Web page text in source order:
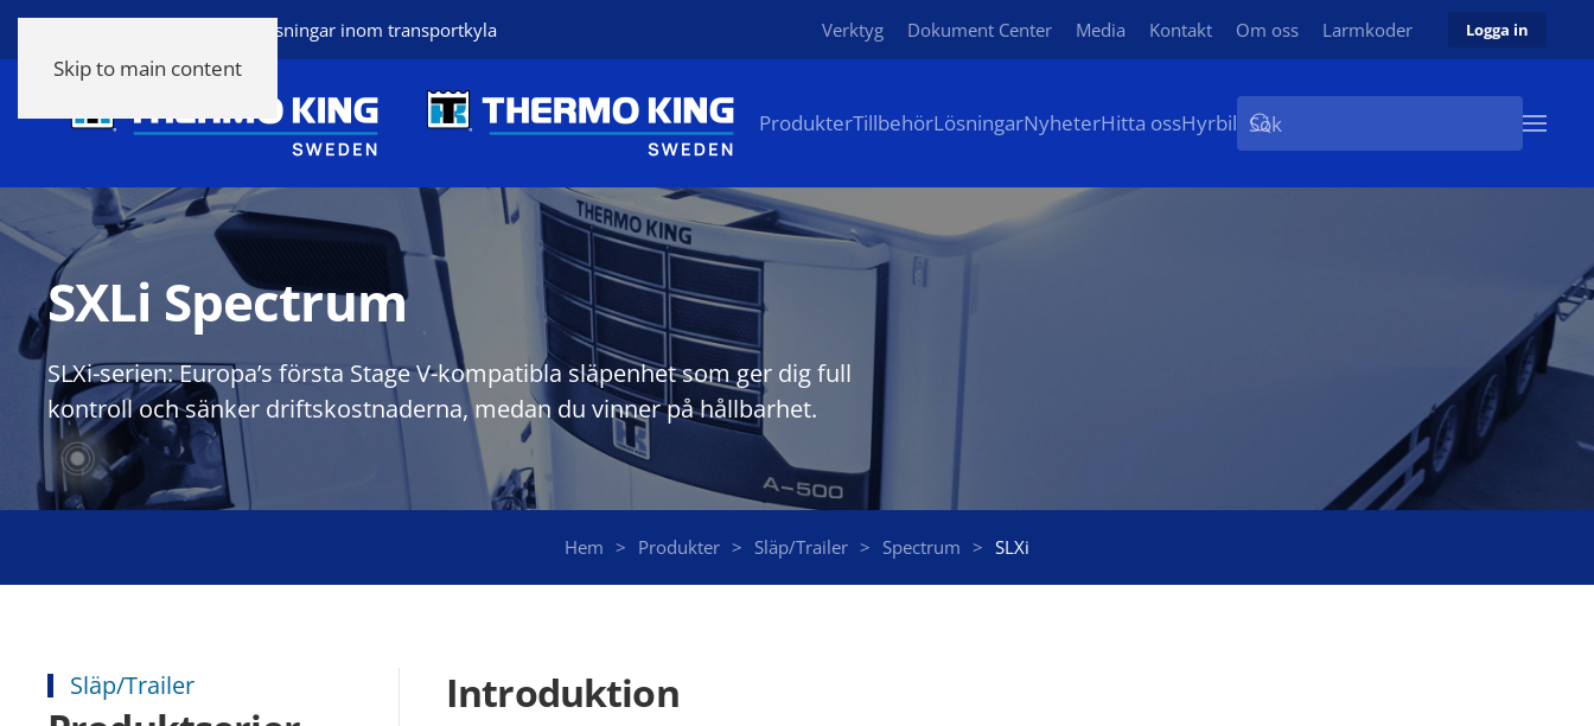
Skip to main content
Thermo King heltäckande lösningar inom transportkyla Verktyg Dokument Center Media Kontakt Om oss Larmkoder Logga in
ProdukterTillbehörLösningarNyheterHitta ossHyrbil
SXLi Spectrum
SLXi-serien: Europa’s första Stage V-kompatibla släpenhet som ger dig full
kontroll och sänker driftskostnaderna, medan du vinner på hållbarhet.
Hem Produkter Släp/Trailer Spectrum SLXi
Introduktion
Släp/Trailer